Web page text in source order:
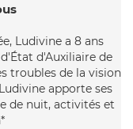
Ludivine a 8 ans
d'Auxiliaire de
troubles de la vision
apporte ses
de nuit, activités et